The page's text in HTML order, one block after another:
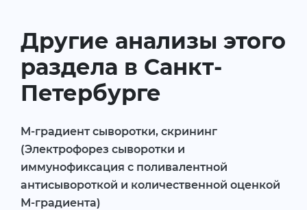
Другие анализы этого
раздела в Санкт-
Петербурге
M-градиент сыворотки, скрининг
(Электрофорез сыворотки и
иммунофиксация с поливалентной
антисывороткой и количественной оценкой
М-градиента)